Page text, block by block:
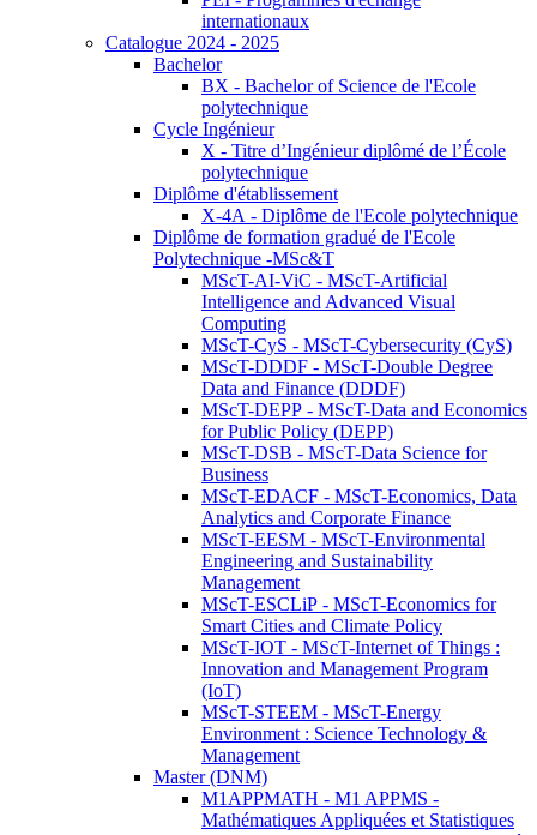
internationaux
Catalogue 2024 - 2025
Bachelor
BX - Bachelor of Science de l'Ecole
polytechnique
Cycle Ingénieur
X - Titre d’Ingénieur diplômé de l’École
polytechnique
Diplôme d'établissement
X-4A - Diplôme de l'Ecole polytechnique
Diplôme de formation gradué de l'Ecole
Polytechnique -MSc&T
MScT-AI-ViC - MScT-Artificial
Intelligence and Advanced Visual
Computing
MScT-CyS - MScT-Cybersecurity (CyS)
MScT-DDDF - MScT-Double Degree
Data and Finance (DDDF)
MScT-DEPP - MScT-Data and Economics
for Public Policy (DEPP)
MScT-DSB - MScT-Data Science for
Business
MScT-EDACF - MScT-Economics, Data
Analytics and Corporate Finance
MScT-EESM - MScT-Environmental
Engineering and Sustainability
Management
MScT-ESCLiP - MScT-Economics for
Smart Cities and Climate Policy
MScT-IOT - MScT-Internet of Things :
Innovation and Management Program
(IoT)
MScT-STEEM - MScT-Energy
Environment : Science Technology &
Management
Master (DNM)
M1APPMATH - M1 APPMS -
Mathématiques Appliquées et Statistiques